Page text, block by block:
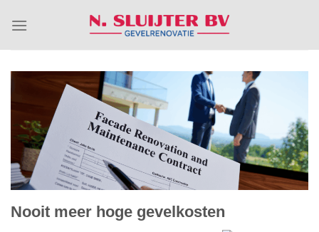
Nooit meer hoge gevelkosten